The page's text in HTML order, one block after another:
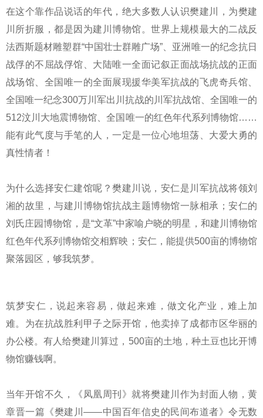
在这个靠作品说话的年代，绝大多数人认识樊建川，为樊建
川所折服，都是因为建川博物馆。世界上规模最大的二战反
法西斯题材雕塑群“中国壮士群雕广场”、亚洲唯一的纪念抗日
战俘的不屈战俘馆、大陆唯一全面记叙正面战场抗战的正面
战场馆、全国唯一的全面展现援华美军抗战的飞虎奇兵馆、
全国唯一纪念300万川军出川抗战的川军抗战馆、全国唯一的
512汶川大地震博物馆、全国唯一的红色年代系列博物馆……
能有此气度与手笔的人，一定是一位心地坦荡、大爱大勇的
真性情者！
为什么选择安仁建馆呢？樊建川说，安仁是川军抗战将领刘
湘的故里，与建川博物馆抗战主题博物馆一脉相承；安仁的
刘氏庄园博物馆，是“文革”中家喻户晓的明星，和建川博物馆
红色年代系列博物馆交相辉映；安仁，能提供500亩的博物馆
聚落园区，够我筑梦。
筑梦安仁，说起来容易，做起来难，做文化产业，难上加
难。为在抗战胜利甲子之际开馆，他卖掉了成都市区华丽的
办公楼。有人给樊建川算过，500亩的土地，种土豆也比开博
物馆赚钱啊。
当年开馆不久，《凤凰周刊》就将樊建川作为封面人物，黄
章晋一篇《樊建川——中国百年信史的民间布道者》令无数